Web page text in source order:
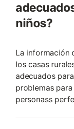
niños?
La información
los casas
adecuados
problemas
personass